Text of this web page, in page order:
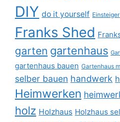
DIY do it yourself Einsteiger
Franks Shed
garten gartenhaus
gartenhaus bauen Gartenhaus
selber bauen handwerk
Heimwerken
holz Holzhaus Holzhaus